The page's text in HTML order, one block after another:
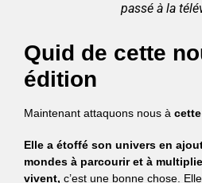
passé à la
Quid de cette
édition
Maintenant attaquons nous à
Elle a étoffé son univers en
mondes à parcourir et à
vivent, c’est une bonne chose.